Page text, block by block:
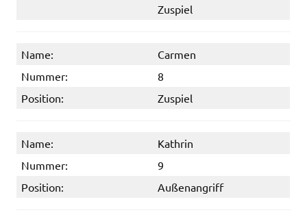
Zuspiel
Name:
Carmen
Nummer:
8
Position:
Zuspiel
Name:
Kathrin
Nummer:
9
Position:
Außenangriff